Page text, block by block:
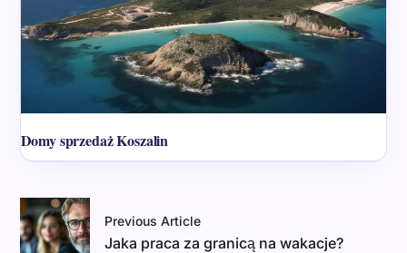
Domy sprzedaż Koszalin
Previous Article
Jaka praca za granicą na wakacje?